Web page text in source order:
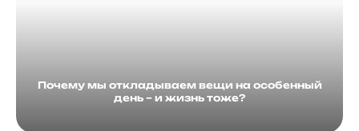
Почему мы откладываем вещи на особенный
день – и жизнь тоже?